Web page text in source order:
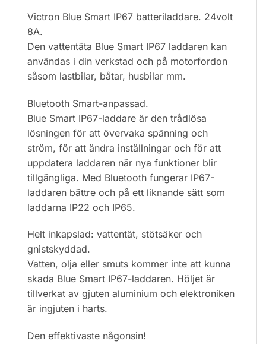
Victron Blue Smart IP67 batteriladdare. 24volt
8A.
Den vattentäta Blue Smart IP67 laddaren kan
användas i din verkstad och på motorfordon
såsom lastbilar, båtar, husbilar mm.
Bluetooth Smart-anpassad.
Blue Smart IP67-laddare är den trådlösa
lösningen för att övervaka spänning och
ström, för att ändra inställningar och för att
uppdatera laddaren när nya funktioner blir
tillgängliga. Med Bluetooth fungerar IP67-
laddaren bättre och på ett liknande sätt som
laddarna IP22 och IP65.
Helt inkapslad: vattentät, stötsäker och
gnistskyddad.
Vatten, olja eller smuts kommer inte att kunna
skada Blue Smart IP67-laddaren. Höljet är
tillverkat av gjuten aluminium och elektroniken
är ingjuten i harts.
Den effektivaste någonsin!